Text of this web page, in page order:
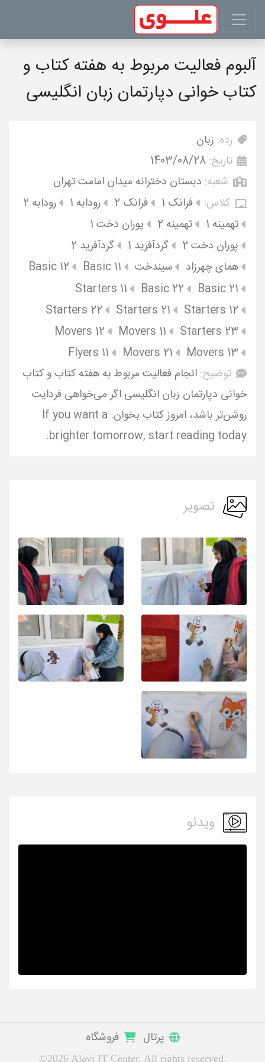
آلبوم فعالیت مربوط به هفته کتاب و
کتاب خوانی دپارتمان زبان انگلیسی
رده: زبان
تاریخ: 1403/08/28
شعبه: دبستان دخترانه میدان امامت تهران
کلاس:
فرانک 1 فرانک 2 رودابه 1
رودابه 2
تهمینه 1
تهمینه 2
پوران دخت 1
پوران دخت 2
گردآفرید 1
گردآفرید 2
همای چهرزاد
سیندخت Basic 11
Basic 12
Basic 21
Basic 22
Starters 11
Starters 12
Starters 21
Starters 22
Starters 23
Movers 11
Movers 12
Movers 13
Movers 21
Flyers 11
توضیح: انجام فعالیت مربوط به هفته کتاب و کتاب
خوانی دپارتمان زبان انگلیسی اگر می‌خواهی فردایت
روشن‌تر باشد، امروز کتاب بخوان. If you want a
brighter tomorrow, start reading today.
تصویر
ویدئو
پرتال فروشگاه
©2026 Alavi IT Center. All rights reserved.